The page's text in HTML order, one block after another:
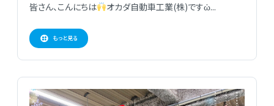
皆さん、こんにちは オカダ自動車工業(株)ですὠ...
もっと見る